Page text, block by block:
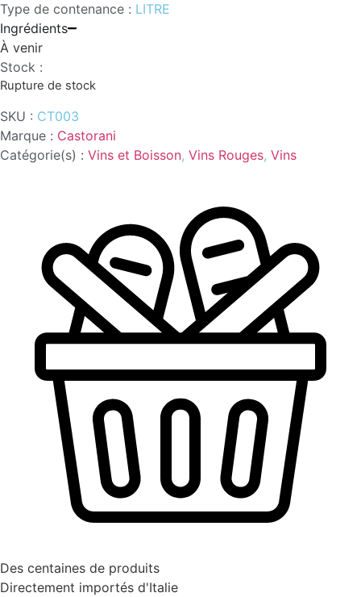
Type de contenance : LITRE
Ingrédients
À venir
Stock :
Rupture de stock
SKU : CT003
Marque : Castorani
Catégorie(s) : Vins et Boisson, Vins Rouges, Vins
Des centaines de produits
Directement importés d'Italie